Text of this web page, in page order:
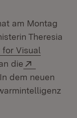
am Montag
Theresia
for Visual
in neuem
die
Fenster)
dem neuen